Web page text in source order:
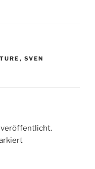
, SVEN
veröffentlicht.